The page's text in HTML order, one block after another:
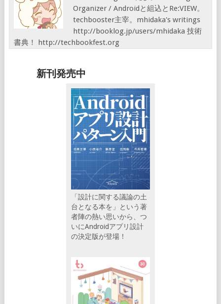
Organizer / Androidと組込とRe:VIEW。
techbooster主宰。mhidaka's writings
http://booklog.jp/users/mhidaka 技術
書典！ http://techbookfest.org
新刊発売中
「設計に関する議論の土
台となる本を」という著
者陣の熱い思いから、つ
いにAndroidアプリ設計
の決定版が登場！